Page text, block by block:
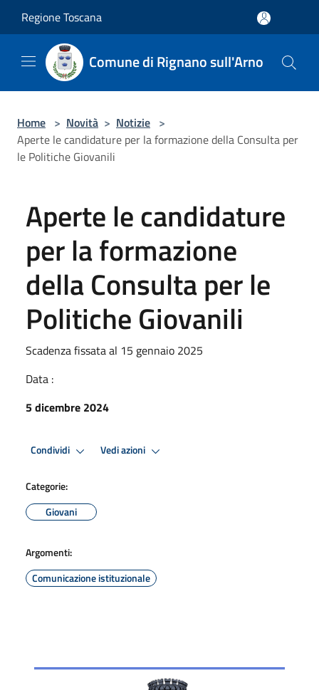
Regione Toscana
Comune di Rignano sull'Arno
Home > Novità > Notizie >
Aperte le candidature per la formazione della Consulta per
le Politiche Giovanili
Aperte le candidature
per la formazione
della Consulta per le
Politiche Giovanili
Scadenza fissata al 15 gennaio 2025
Data :
5 dicembre 2024
Condividi Vedi azioni
Categorie:
Giovani
Argomenti:
Comunicazione istituzionale